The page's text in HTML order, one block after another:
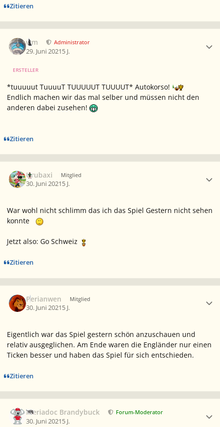
Zitieren
wm Administrator
29. Juni 20215 J.
ERSTELLER
*tuuuuut TuuuuT TUUUUUT TUUUUT* Autokorso!
Endlich machen wir das mal selber und müssen nicht den
anderen dabei zusehen!
Zitieren
Urubaxi Mitglied
30. Juni 20215 J.
War wohl nicht schlimm das ich das Spiel Gestern nicht sehen
konnte
Jetzt also: Go Schweiz
Zitieren
Perianwen Mitglied
30. Juni 20215 J.
Eigentlich war das Spiel gestern schön anzuschauen und
relativ ausgeglichen. Am Ende waren die Engländer nur einen
Ticken besser und haben das Spiel für sich entschieden.
Zitieren
Meriadoc Brandybuck Forum-Moderator
30. Juni 20215 J.